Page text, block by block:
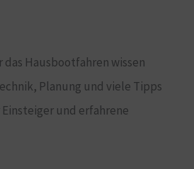
das Hausbootfahren wissen
Planung und viele Tipps
Einsteiger und erfahrene